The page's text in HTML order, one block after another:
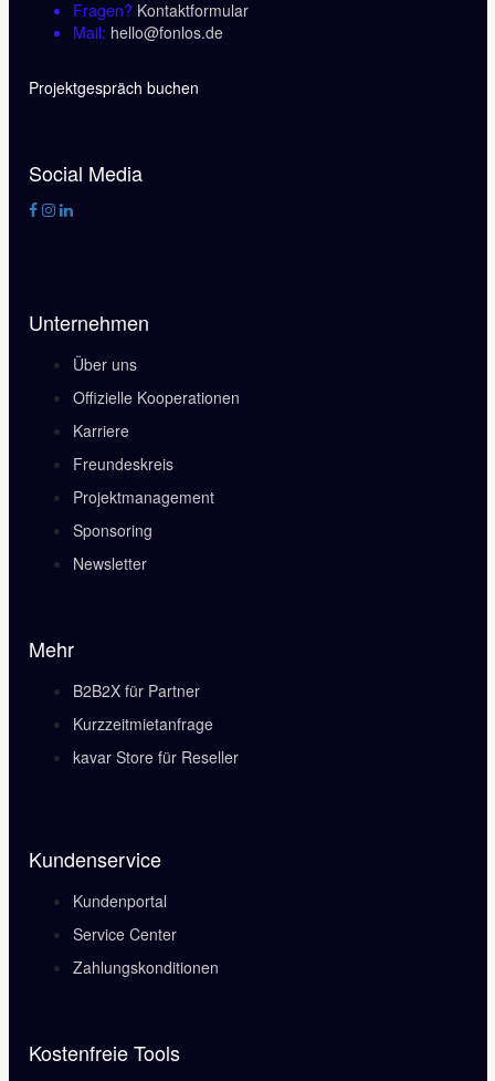
Fragen? Kontaktformular
Mail: hello@fonlos.de
Projektgespräch buchen
Social Media
Unternehmen
Über uns
Offizielle Kooperationen
Karriere
Freundeskreis
Projektmanagement
Sponsoring
Newsletter
Mehr
B2B2X für Partner
Kurzzeitmietanfrage
kavar Store für Reseller
Kundenservice
Kundenportal
Service Center
Zahlungskonditionen
Kostenfreie Tools